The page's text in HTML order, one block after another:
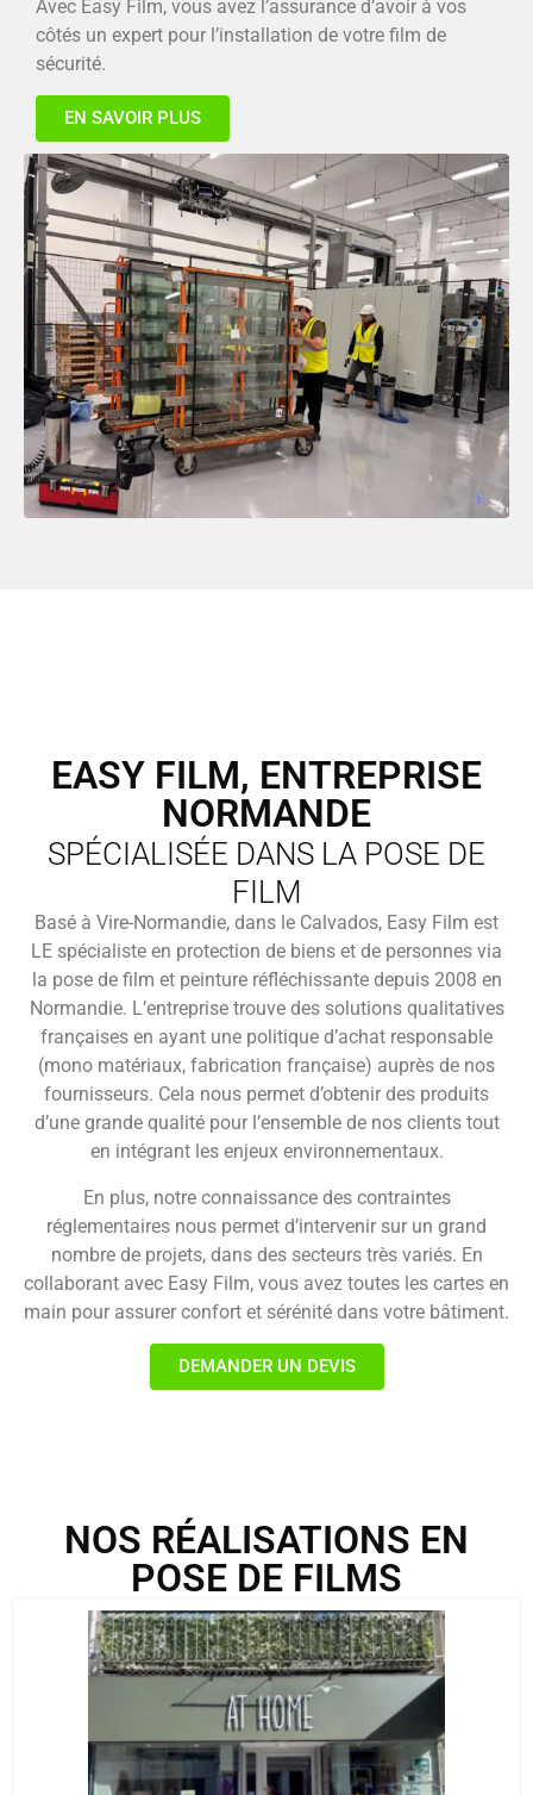
Avec Easy Film, vous avez l’assurance d’avoir à vos
côtés un expert pour l’installation de votre film de
sécurité.
EN SAVOIR PLUS
EASY FILM, ENTREPRISE
NORMANDE
SPÉCIALISÉE DANS LA POSE DE
FILM
Basé à Vire-Normandie, dans le Calvados, Easy Film est
LE spécialiste en protection de biens et de personnes via
la pose de film et peinture réfléchissante depuis 2008 en
Normandie. L’entreprise trouve des solutions qualitatives
françaises en ayant une politique d’achat responsable
(mono matériaux, fabrication française) auprès de nos
fournisseurs. Cela nous permet d’obtenir des produits
d’une grande qualité pour l’ensemble de nos clients tout
en intégrant les enjeux environnementaux.
En plus, notre connaissance des contraintes
réglementaires nous permet d’intervenir sur un grand
nombre de projets, dans des secteurs très variés. En
collaborant avec Easy Film, vous avez toutes les cartes en
main pour assurer confort et sérénité dans votre bâtiment.
DEMANDER UN DEVIS
NOS RÉALISATIONS EN
POSE DE FILMS